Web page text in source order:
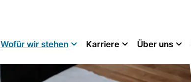
Wofür wir stehen Karriere Über uns